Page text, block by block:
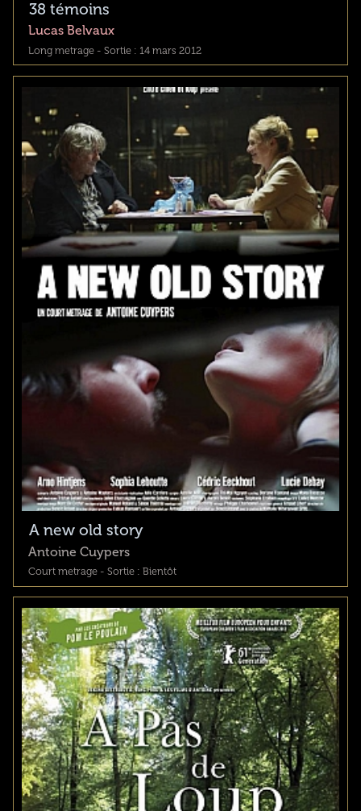
38 témoins
Lucas Belvaux
Long metrage - Sortie : 14 mars 2012
A new old story
Antoine Cuypers
Court metrage - Sortie : Bientôt